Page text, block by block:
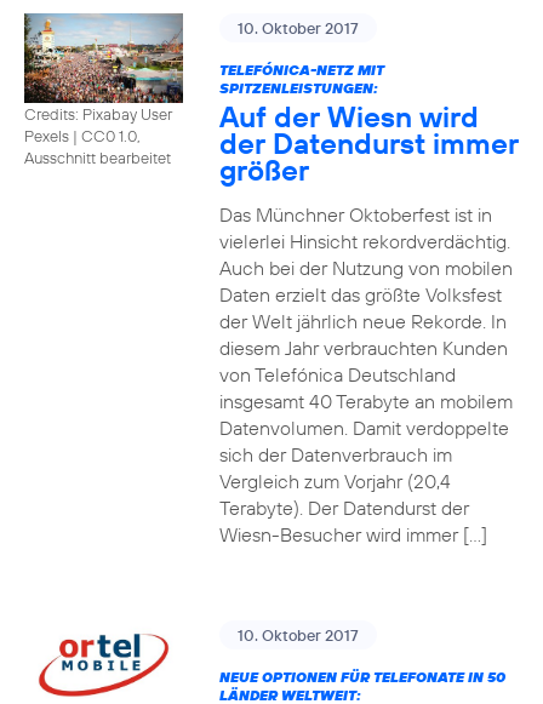
Credits: Pixabay User
Pexels | CC0 1.0,
Ausschnitt bearbeitet
10. Oktober 2017
TELEFÓNICA-NETZ MIT
SPITZENLEISTUNGEN:
Auf der Wiesn wird
der Datendurst immer
größer
Das Münchner Oktoberfest ist in
vielerlei Hinsicht rekordverdächtig.
Auch bei der Nutzung von mobilen
Daten erzielt das größte Volksfest
der Welt jährlich neue Rekorde. In
diesem Jahr verbrauchten Kunden
von Telefónica Deutschland
insgesamt 40 Terabyte an mobilem
Datenvolumen. Damit verdoppelte
sich der Datenverbrauch im
Vergleich zum Vorjahr (20,4
Terabyte). Der Datendurst der
Wiesn-Besucher wird immer […]
10. Oktober 2017
NEUE OPTIONEN FÜR TELEFONATE IN 50
LÄNDER WELTWEIT: